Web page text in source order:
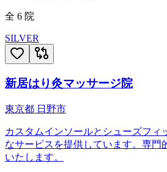
全 6 院
SILVER
新居はり灸マッサージ院
東京都 日野市
カスタムインソールとシューズフィ
なサービスを提供しています。専門
いたします。